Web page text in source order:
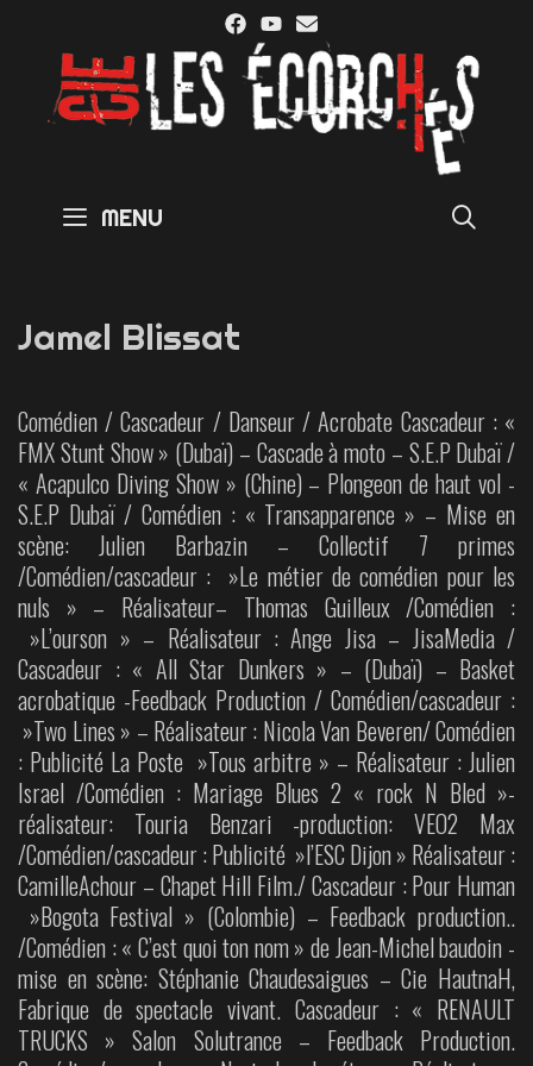
MENU
Jamel Blissat
Comédien / Cascadeur / Danseur / Acrobate Cascadeur : «
FMX Stunt Show » (Dubaï) – Cascade à moto – S.E.P Dubaï /
« Acapulco Diving Show » (Chine) – Plongeon de haut vol -
S.E.P Dubaï / Comédien : « Transapparence » – Mise en
scène: Julien Barbazin – Collectif 7 primes
/Comédien/cascadeur : »Le métier de comédien pour les
nuls » – Réalisateur– Thomas Guilleux /Comédien :
»L’ourson » – Réalisateur : Ange Jisa – JisaMedia /
Cascadeur : « All Star Dunkers » – (Dubaï) – Basket
acrobatique -Feedback Production / Comédien/cascadeur :
»Two Lines » – Réalisateur : Nicola Van Beveren/ Comédien
: Publicité La Poste »Tous arbitre » – Réalisateur : Julien
Israel /Comédien : Mariage Blues 2 « rock N Bled »-
réalisateur: Touria Benzari -production: VEO2 Max
/Comédien/cascadeur : Publicité »l’ESC Dijon » Réalisateur :
CamilleAchour – Chapet Hill Film./ Cascadeur : Pour Human
»Bogota Festival » (Colombie) – Feedback production..
/Comédien : « C’est quoi ton nom » de Jean-Michel baudoin -
mise en scène: Stéphanie Chaudesaigues – Cie HautnaH,
Fabrique de spectacle vivant. Cascadeur : « RENAULT
TRUCKS » Salon Solutrance – Feedback Production.